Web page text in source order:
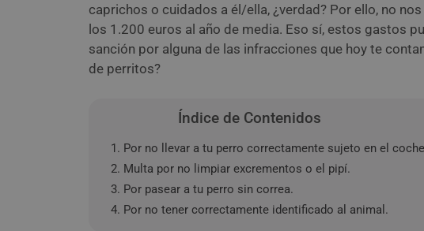
caprichos o cuidados a él/ella, ¿verdad? Por ello, no
los 1.200 euros al año de media. Eso sí, estos gastos
sanción por alguna de las infracciones que hoy te
de perritos?
Índice de Contenidos
1. Por no llevar a tu perro correctamente sujeto en el
2. Multa por no limpiar excrementos o el pipí.
3. Por pasear a tu perro sin correa.
4. Por no tener correctamente identificado al animal.